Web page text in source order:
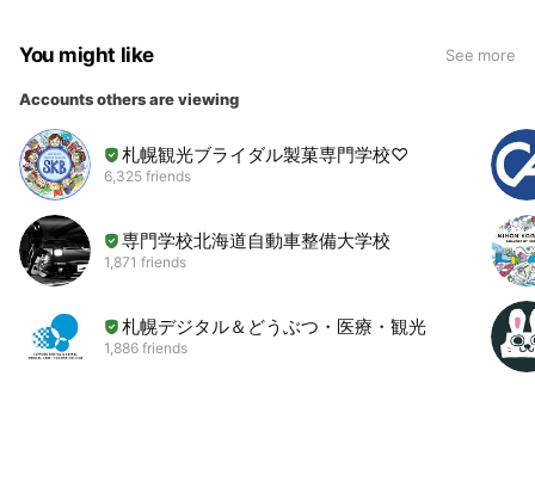
You might like See more
Accounts others are viewing
札幌観光ブライダル製菓専門学校♡
6,325 friends
専門学校北海道自動車整備大学校
1,871 friends
札幌デジタル＆どうぶつ・医療・観光
1,886 friends